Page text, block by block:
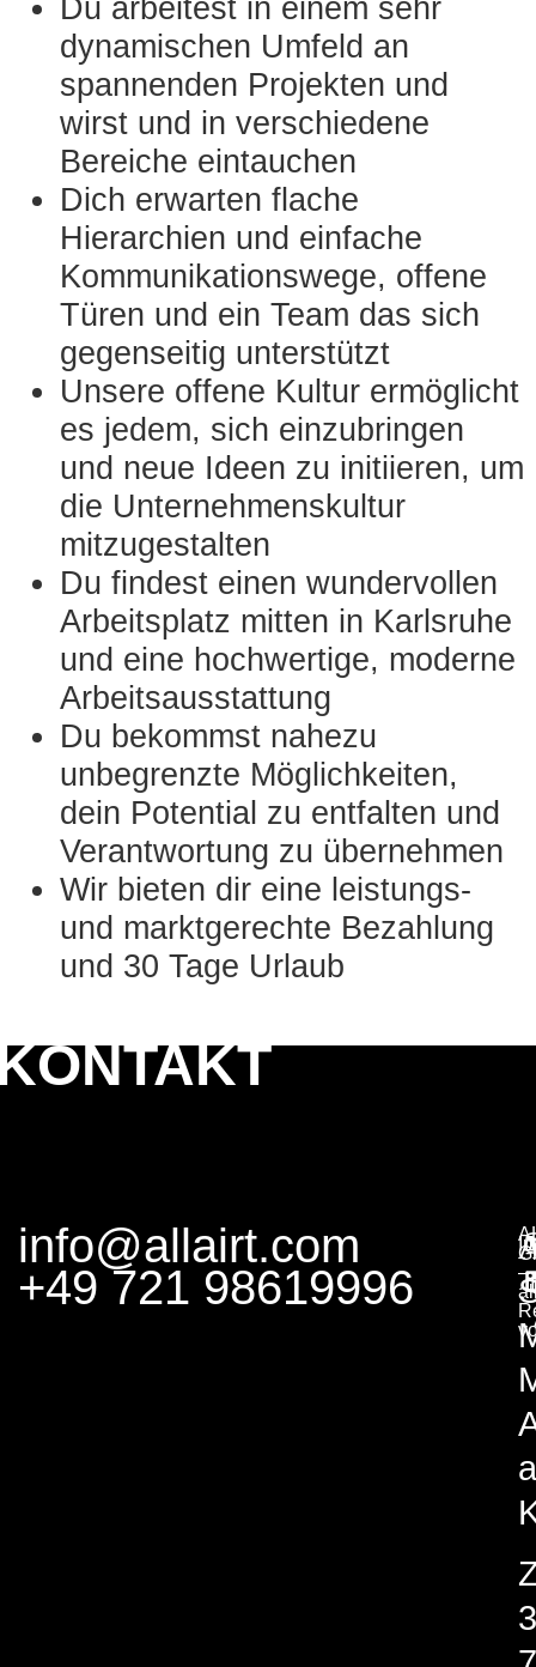
Du arbeitest in einem sehr
dynamischen Umfeld an
spannenden Projekten und
wirst und in verschiedene
Bereiche eintauchen
Dich erwarten flache
Hierarchien und einfache
Kommunikationswege, offene
Türen und ein Team das sich
gegenseitig unterstützt
Unsere offene Kultur ermöglicht
es jedem, sich einzubringen
und neue Ideen zu initiieren, um
die Unternehmenskultur
mitzugestalten
Du findest einen wundervollen
Arbeitsplatz mitten in Karlsruhe
und eine hochwertige, moderne
Arbeitsausstattung
Du bekommst nahezu
unbegrenzte Möglichkeiten,
dein Potential zu entfalten und
Verantwortung zu übernehmen
Wir bieten dir eine leistungs-
und marktgerechte Bezahlung
und 30 Tage Urlaub
info@allairt.com
+49 721 98619996
3
–